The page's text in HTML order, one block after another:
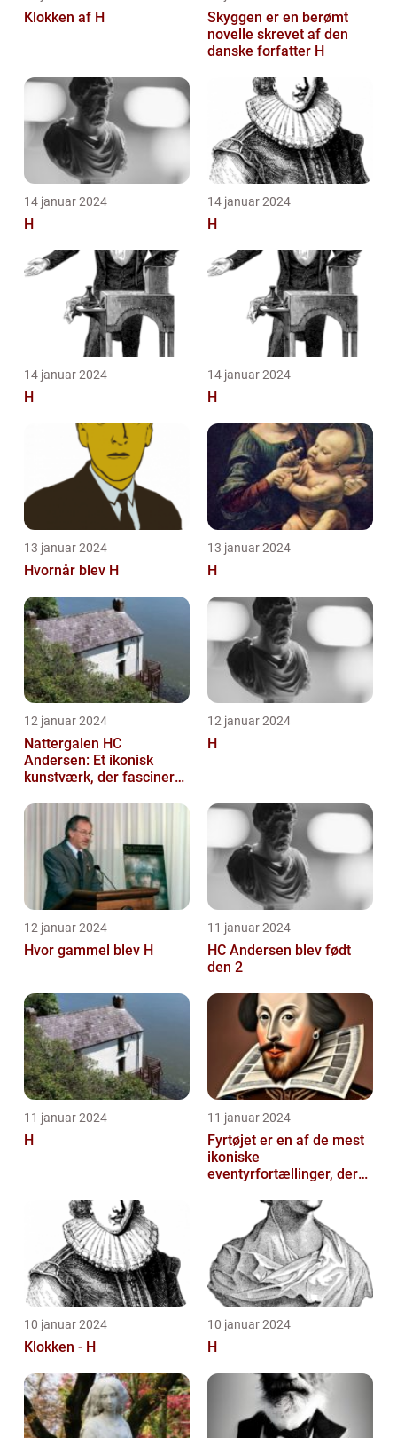
Klokken af H
Skyggen er en berømt
novelle skrevet af den
danske forfatter H
14 januar 2024
H
14 januar 2024
H
14 januar 2024
H
14 januar 2024
H
13 januar 2024
Hvornår blev H
13 januar 2024
H
12 januar 2024
Nattergalen HC
Andersen: Et ikonisk
kunstværk, der fascinerer
12 januar 2024
H
12 januar 2024
Hvor gammel blev H
11 januar 2024
HC Andersen blev født
den 2
11 januar 2024
H
11 januar 2024
Fyrtøjet er en af de mest
ikoniske
eventyrfortællinger, der
den danske forf...
10 januar 2024
Klokken - H
10 januar 2024
H